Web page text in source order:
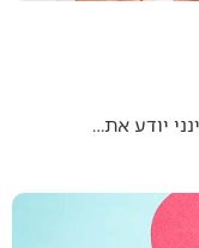
יודע את…